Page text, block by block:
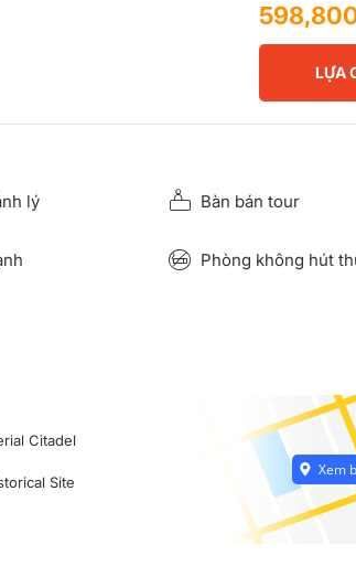
LỰA
lý Bàn bán tour
Phòng không hút
Citadel
Site